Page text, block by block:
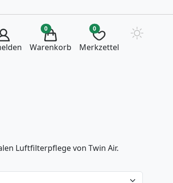
0
Warenkorb
0
Merkzettel
Luftfilterpflege von Twin Air.